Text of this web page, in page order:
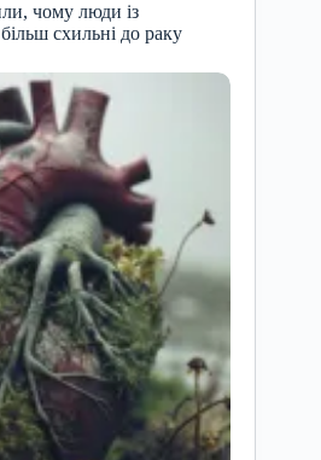
чому люди із
схильні до раку